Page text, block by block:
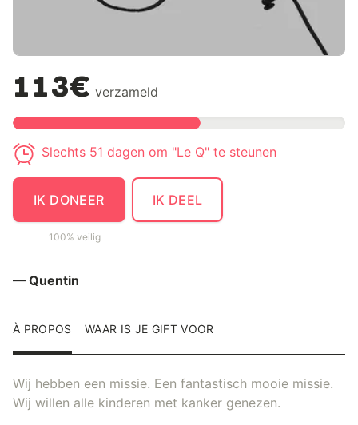
113€ verzameld
Slechts 51 dagen om "Le Q" te steunen
IK DONEER
100% veilig
IK DEEL
— Quentin
À PROPOS WAAR IS JE GIFT VOOR
Wij hebben een missie. Een fantastisch mooie missie.
Wij willen alle kinderen met kanker genezen.